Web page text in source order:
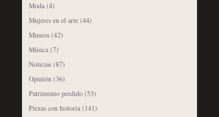
Moda(4)
Mujeres en el arte(44)
Museos(42)
Música(7)
Noticias(87)
Opinión (36)
Patrimonio perdido(53)
Piezas con historia(141)